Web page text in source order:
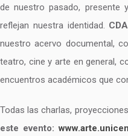
de nuestro pasado,
reflejan nuestra identidad.
nuestro acervo documental,
teatro, cine y arte en general,
encuentros académicos que
Todas las charlas,
este evento: